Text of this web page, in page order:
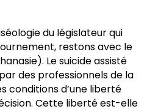
du législateur qui
restons avec le
Le suicide assisté
des professionnels de la
conditions d’une liberté
Cette liberté est-elle